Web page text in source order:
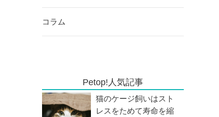
コラム
Petop!人気記事
猫のケージ飼いはスト
レスをためて寿命を縮